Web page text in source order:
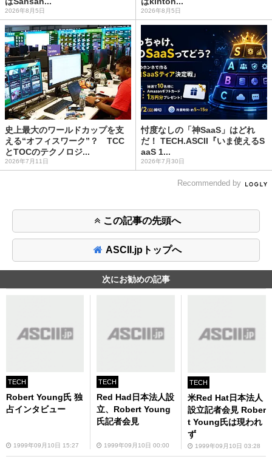
2026年8月5日 2026年8月5日
史上最大のワールドカップを支
える“オフィスワーク”？ TCC
とTOCのテクノロジ...
2026年7月11日
忖度なしの「神SaaS」はどれ
だ！ TECH.ASCII『いま使えるS
aaS 1...
2026年7月30日
Recommended by
この記事の先頭へ
ASCII.jpトップへ
次にお勧めの記事
TECH
Robert Young氏 独
占インタビュー
1999年09月10日 15:27
TECH
Red Had日本法人設
立、Robert Young
氏記者会見
1999年09月10日 00:00
TECH
米Red Hat日本法人
設立記者会見 Rober
t Young氏は現われ
ず
1999年09月10日 03:28